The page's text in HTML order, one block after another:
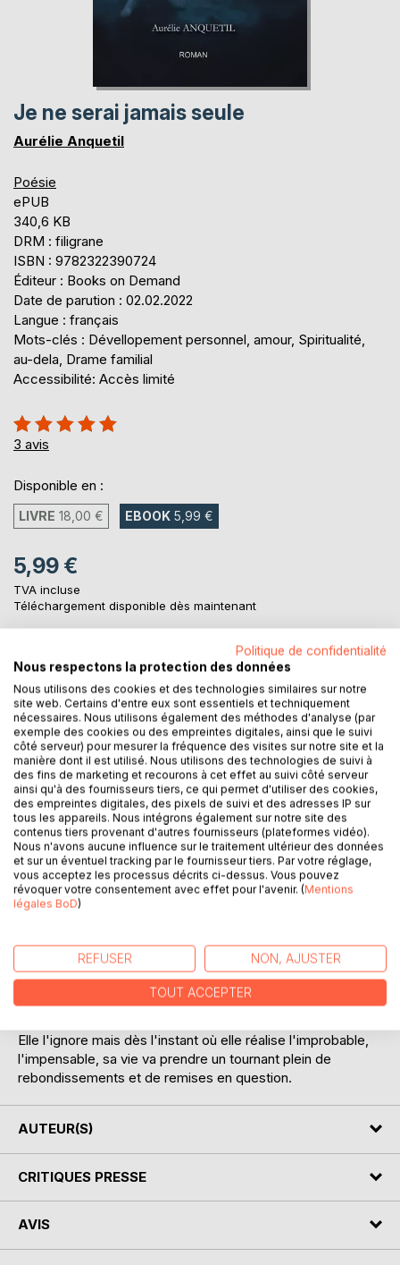
Je ne serai jamais seule
Aurélie Anquetil
Poésie
ePUB
340,6 KB
DRM : filigrane
ISBN : 9782322390724
Éditeur : Books on Demand
Date de parution : 02.02.2022
Langue : français
Mots-clés : Dévellopement personnel, amour, Spiritualité,
au-dela, Drame familial
Accessibilité: Accès limité
Évaluation:
100%
3 avis
Disponible en :
LIVRE 18,00 € EBOOK 5,99 €
5,99 €
TVA incluse
Téléchargement disponible dès maintenant
AJOUTER AU PANIER
Ajouter à ma liste d'envies
Laisser un avis
DESCRIPTION
aventure spirituelle commence grâce à sa fille et des
rencontres extraordinaires à l'autre bout du monde. A
travers ce périple à la découverte de soi, elle nous fait
vivre des aventures magiques et mystiques et nous fait
Elle l'ignore mais dès l'instant où elle réalise l'improbable,
l'impensable, sa vie va prendre un tournant plein de
rebondissements et de remises en question.
AUTEUR(S)
CRITIQUES PRESSE
AVIS
Politique de confidentialité
Nous respectons la protection des données
Nous utilisons des cookies et des technologies similaires sur notre
site web. Certains d'entre eux sont essentiels et techniquement
nécessaires. Nous utilisons également des méthodes d'analyse (par
exemple des cookies ou des empreintes digitales, ainsi que le suivi
côté serveur) pour mesurer la fréquence des visites sur notre site et la
manière dont il est utilisé. Nous utilisons des technologies de suivi à
des fins de marketing et recourons à cet effet au suivi côté serveur
ainsi qu'à des fournisseurs tiers, ce qui permet d'utiliser des cookies,
des empreintes digitales, des pixels de suivi et des adresses IP sur
tous les appareils. Nous intégrons également sur notre site des
contenus tiers provenant d'autres fournisseurs (plateformes vidéo).
Nous n'avons aucune influence sur le traitement ultérieur des données
et sur un éventuel tracking par le fournisseur tiers. Par votre réglage,
vous acceptez les processus décrits ci-dessus. Vous pouvez
révoquer votre consentement avec effet pour l'avenir. (Mentions
légales BoD)
REFUSER NON, AJUSTER
TOUT ACCEPTER